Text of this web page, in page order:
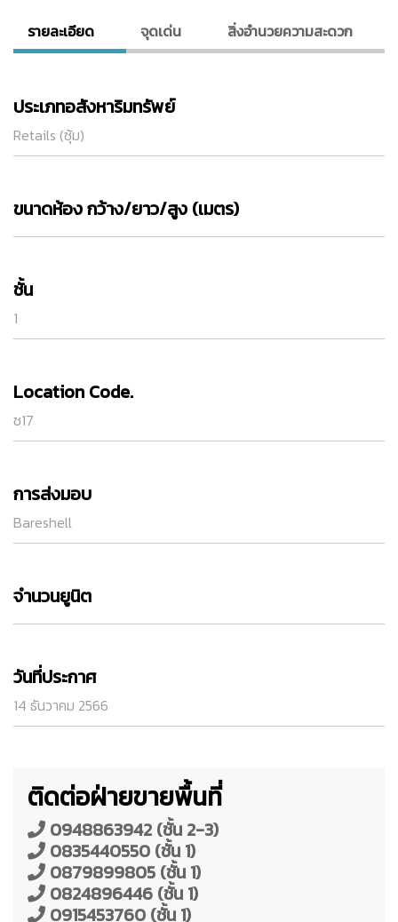
รายละเอียด จุดเด่น สิ่งอํานวยความสะดวก
ประเภทอสังหาริมทรัพย์
Retails (ซุ้ม)
ขนาดห้อง กว้าง/ยาว/สูง (เมตร)
ชั้น
1
Location Code.
ซ17
การส่งมอบ
Bareshell
จำนวนยูนิต
วันที่ประกาศ
14 ธันวาคม 2566
ติดต่อฝ่ายขายพื้นที่
0948863942 (ชั้น 2-3)
0835440550 (ชั้น 1)
0879899805 (ชั้น 1)
0824896446 (ชั้น 1)
0915453760 (ชั้น 1)